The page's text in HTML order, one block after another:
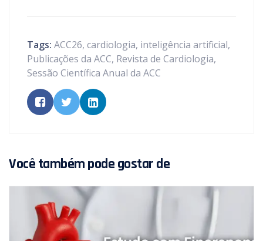
Tags: ACC26, cardiologia, inteligência artificial,
Publicações da ACC, Revista de Cardiologia,
Sessão Científica Anual da ACC
Você também pode gostar de